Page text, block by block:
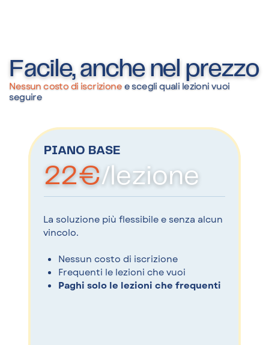
Facile, anche nel prezzo
Nessun costo di iscrizionee scegli quali lezioni vuoi
seguire
PIANO BASE
22€/lezione
La soluzione più flessibile e senza alcun
vincolo.
Nessun costo di iscrizione
Frequenti le lezioni che vuoi
Paghi solo le lezioni che frequenti